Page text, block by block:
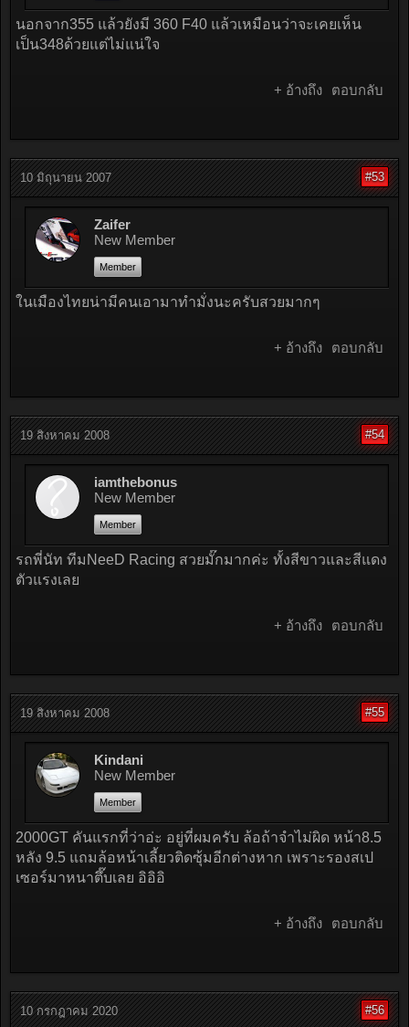
นอกจาก355 แล้วยังมี 360 F40 แล้วเหมือนว่าจะเคยเห็น
เป็น348ด้วยแต่ไม่แน่ใจ
+ อ้างถึง ตอบกลับ
10 มิถุนายน 2007 #53
Zaifer
New Member
Member
ในเมืองไทยน่ามีคนเอามาทำมั่งนะครับสวยมากๆ
+ อ้างถึง ตอบกลับ
19 สิงหาคม 2008 #54
iamthebonus
New Member
Member
รถพี่นัท ทีมNeeD Racing สวยมั๊กมากค่ะ ทั้งสีขาวและสีแดง
ตัวแรงเลย
+ อ้างถึง ตอบกลับ
19 สิงหาคม 2008 #55
Kindani
New Member
Member
2000GT คันแรกที่ว่าอ่ะ อยู่ที่ผมครับ ล้อถ้าจำไม่ผิด หน้า8.5
หลัง 9.5 แถมล้อหน้าเลี้ยวติดซุ้มอีกต่างหาก เพราะรองสเป
เซอร์มาหนาตึ๊บเลย อิอิอิ
+ อ้างถึง ตอบกลับ
10 กรกฎาคม 2020 #56